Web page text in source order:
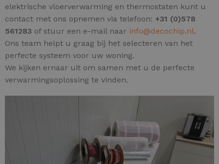
elektrische vloerverwarming en thermostaten kunt u
contact met ons opnemen via telefoon: +31 (0)578
561283 of stuur een e-mail naar info@decochip.nl.
Ons team helpt u graag bij het selecteren van het
perfecte systeem voor uw woning.
We kijken ernaar uit om samen met u de perfecte
verwarmingsoplossing te vinden.